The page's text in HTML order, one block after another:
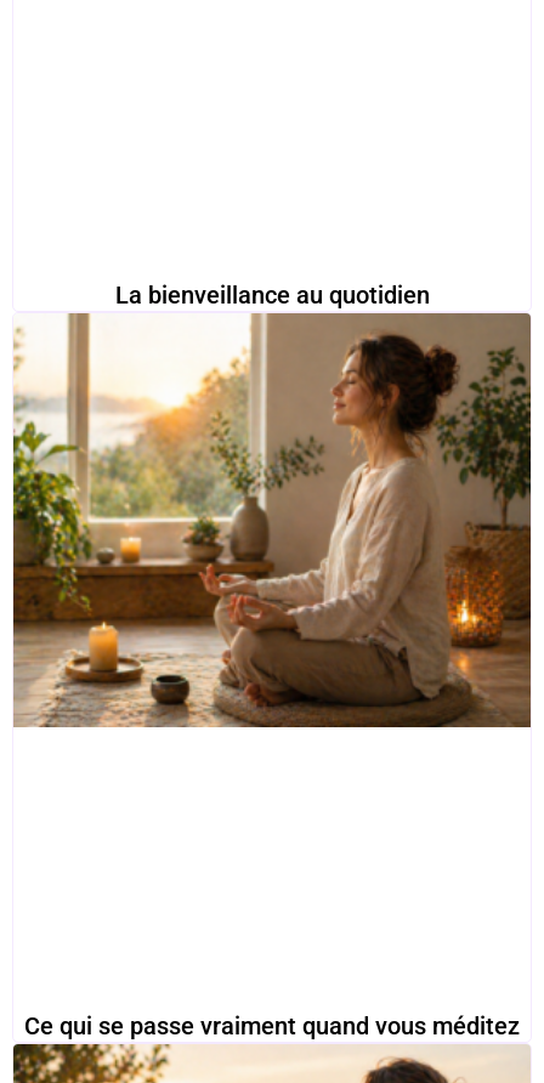
La bienveillance au quotidien
Ce qui se passe vraiment quand vous méditez